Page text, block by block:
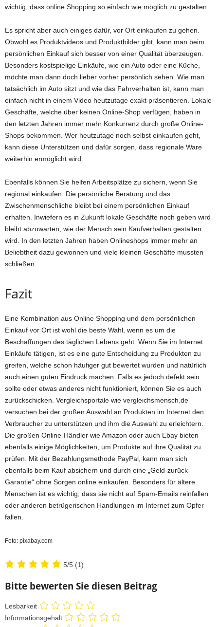
wichtig, dass online Shopping so einfach wie möglich zu gestalten.
Es spricht aber auch einiges dafür, vor Ort einkaufen zu gehen.
Obwohl es Produktvideos und Produktbilder gibt, kann man beim
persönlichen Einkauf sich besser von einer Qualität überzeugen.
Besonders kostspielige Einkäufe, wie ein Auto oder eine Küche,
möchte man dann doch lieber vorher persönlich sehen. Wie man
tatsächlich im Auto sitzt und wie das Fahrverhalten ist, kann man
einfach nicht in einem Video heutzutage exakt präsentieren. Lokale
Geschäfte, welche über keinen Online-Shop verfügen, haben in
den letzten Jahren immer mehr Konkurrenz durch große Online-
Shops bekommen. Wer heutzutage noch selbst einkaufen geht,
kann diese Unterstützen und dafür sorgen, dass regionale Ware
weiterhin ermöglicht wird.
Ebenfalls können Sie helfen Arbeitsplätze zu sichern, wenn Sie
regional einkaufen. Die persönliche Beratung und das
Zwischenmenschliche bleibt bei einem persönlichen Einkauf
erhalten. Inwiefern es in Zukunft lokale Geschäfte noch geben wird
bleibt abzuwarten, wie der Mensch sein Kaufverhalten gestalten
wird. In den letzten Jahren haben Onlineshops immer mehr an
Beliebtheit dazu gewonnen und viele kleinen Geschäfte mussten
schließen.
Fazit
Eine Kombination aus Online Shopping und dem persönlichen
Einkauf vor Ort ist wohl die beste Wahl, wenn es um die
Beschaffungen des täglichen Lebens geht. Wenn Sie im Internet
Einkäufe tätigen, ist es eine gute Entscheidung zu Produkten zu
greifen, welche schon häufiger gut bewertet wurden und natürlich
auch einen guten Eindruck machen. Falls es jedoch defekt sein
sollte oder etwas anderes nicht funktioniert, können Sie es auch
zurückschicken. Vergleichsportale wie vergleichsmensch.de
versuchen bei der großen Auswahl an Produkten im Internet den
Verbraucher zu unterstützen und ihm die Auswahl zu erleichtern.
Die großen Online-Händler wie Amazon oder auch Ebay bieten
ebenfalls einige Möglichkeiten, um Produkte auf ihre Qualität zu
prüfen. Mit der Bezahlungsmethode PayPal, kann man sich
ebenfalls beim Kauf absichern und durch eine „Geld-zurück-
Garantie“ ohne Sorgen online einkaufen. Besonders für ältere
Menschen ist es wichtig, dass sie nicht auf Spam-Emails reinfallen
oder anderen betrügerischen Handlungen im Internet zum Opfer
fallen.
Foto: pixabay.com
5/5 (1)
Bitte bewerten Sie diesen Beitrag
Lesbarkeit
Informationsgehalt